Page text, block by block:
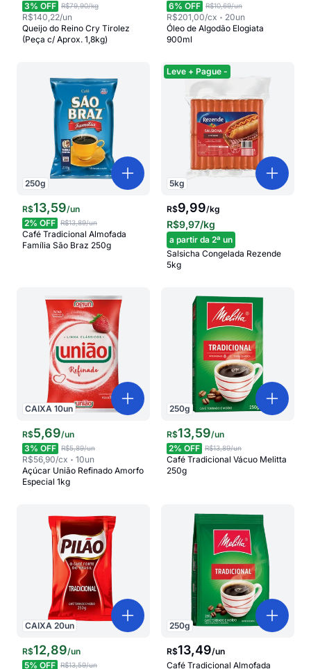
3% OFF R$79,90/kg
R$140,22/un
Queijo do Reino Cry Tirolez
(Peça c/ Aprox. 1,8kg)
6% OFF R$10,69/un
R$201,00/cx 20un
Óleo de Algodão Elogiata
900ml
250g
R$13,59/un
2% OFF R$13,89/un
Café Tradicional Almofada
Família São Braz 250g
5kg
Leve + Pague -
R$9,99/kg
R$9,97/kg
a partir da 2ª un
Salsicha Congelada Rezende
5kg
CAIXA 10un
R$5,69/un
3% OFF R$5,89/un
R$56,90/cx 10un
Açúcar União Refinado Amorfo
Especial 1kg
250g
R$13,59/un
2% OFF R$13,89/un
Café Tradicional Vácuo Melitta
250g
CAIXA 20un
R$12,89/un
5% OFF R$13,59/un
250g
R$13,49/un
Café Tradicional Almofada